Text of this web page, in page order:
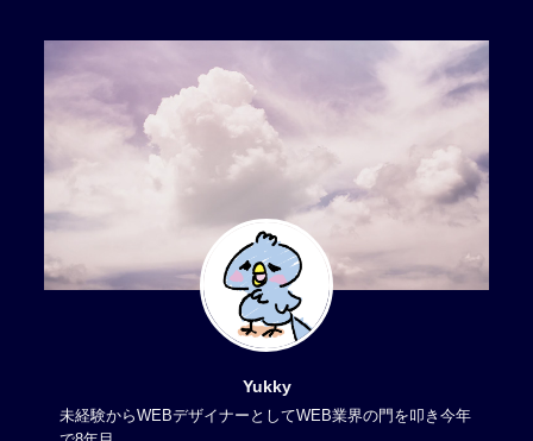
Yukky
未経験からWEBデザイナーとしてWEB業界の門を叩き今年